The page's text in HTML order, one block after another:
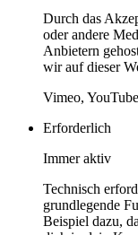
Durch das
oder andere
Anbietern
wir auf dieser
Vimeo, YouTube
Erforderlich
Immer aktiv
Technisch
grundlegende
Beispiel dazu,